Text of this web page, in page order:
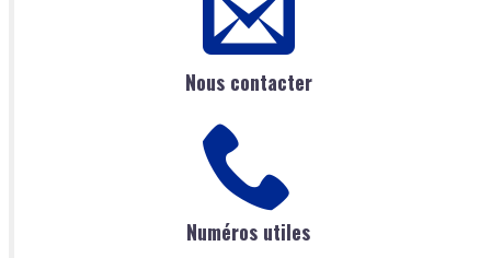
Nous contacter
Numéros utiles